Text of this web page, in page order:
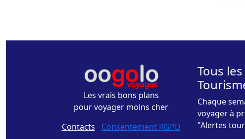
Les vrais bons plans
pour voyager moins cher
Contacts - Consentement RGPD
Tous
Chaque
voyager à
"Alertes